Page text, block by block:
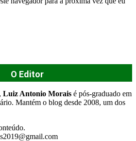
O Editor
Luiz Antonio Morais é pós-graduado em
Mantém o blog desde 2008, um dos